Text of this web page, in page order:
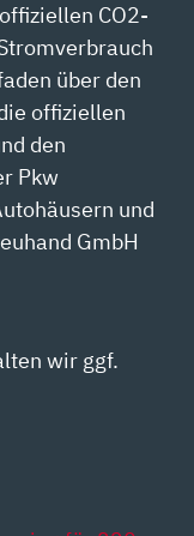
CO2-
über den
offiziellen
den
Pkw
und
GmbH
wir ggf.